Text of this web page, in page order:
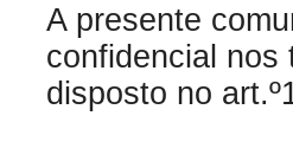
A presente
confidencial nos
disposto no